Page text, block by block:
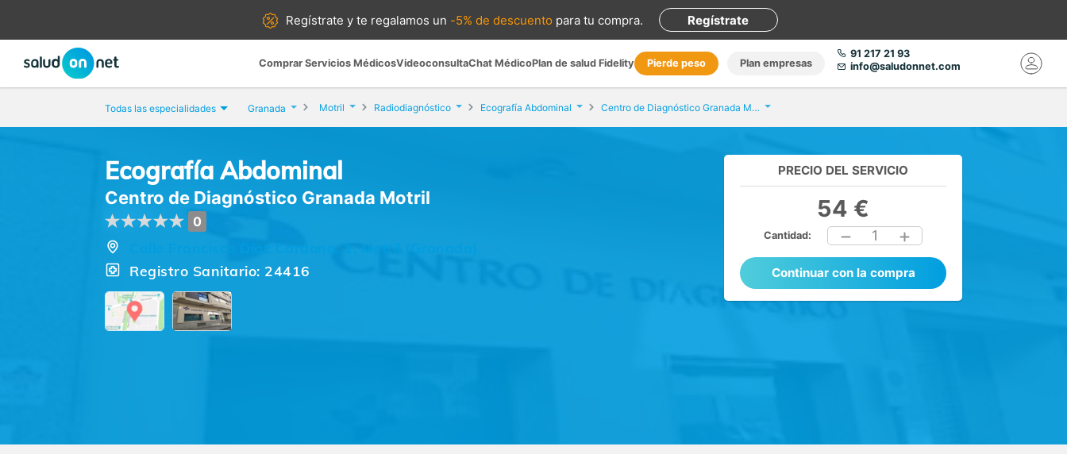
Regístrate yte regalamos un -5% de descuento para tu compra. Regístrate
Comprar Servicios MédicosVideoconsultaChat MédicoPlan de salud Fidelity Pierde peso Plan empresas
91 217 21 93
info@saludonnet.com
Todas las especialidades Granada Motril Radiodiagnóstico Ecografía Abdominal Centro de Diagnóstico Granada Motril
Ecografía Abdominal
Centro de Diagnóstico Granada Motril
0
Registro Sanitario: 24416
PRECIO DEL SERVICIO
54 €
Cantidad: 1
Continuar con la compra